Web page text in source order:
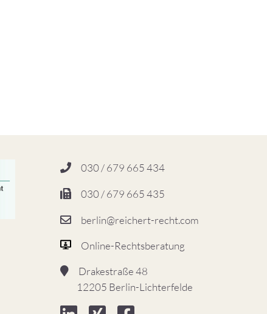
030 / 679 665 434
030 / 679 665 435
berlin@reichert-recht.com
Online-Rechtsberatung
Drakestraße 48
12205 Berlin-Lichterfelde